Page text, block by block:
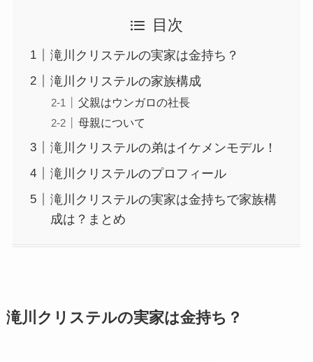
目次
滝川クリステルの実家は金持ち？
滝川クリステルの家族構成
父親はウンガロの社長
母親について
滝川クリステルの弟はイケメンモデル！
滝川クリステルのプロフィール
滝川クリステルの実家は金持ちで家族構
成は？まとめ
滝川クリステルの実家は金持ち？